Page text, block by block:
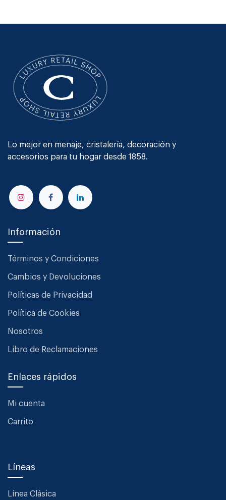
Lo mejor en menaje, cristalería, decoración y
accesorios para tu hogar desde 1858.
Información
Términos y Condiciones
Cambios y Devoluciones
Políticas de Privacidad
Política de Cookies
Nosotros
Libro de Reclamaciones
Enlaces rápidos
Mi cuenta
Carrito
Líneas
Línea Clásica